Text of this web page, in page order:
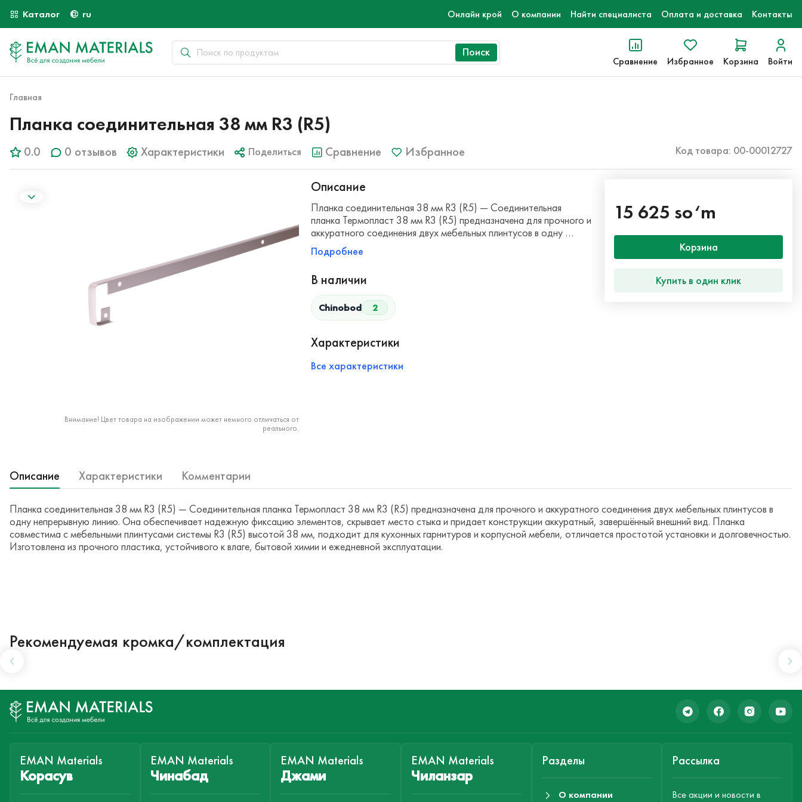
Каталог ru Онлайн крой О компании Найти специалиста Оплата и доставка Контакты
Поиск
Сравнение Избранное Корзина Войти
Главная
Планка соединительная 38 мм R3 (R5)
0.0 0 отзывов Характеристики Поделиться Сравнение Избранное Код товара: 00-00012727
Внимание! Цвет товара на изображении может немного отличаться от
реального.
Описание
Планка соединительная 38 мм R3 (R5) — Соединительная
планка Термопласт 38 мм R3 (R5) предназначена для прочного и
аккуратного соединения двух мебельных плинтусов в одну …
Подробнее
В наличии
Chinobod 2
Характеристики
Все характеристики
15 625 so‘m
Корзина
Купить в один клик
Описание Характеристики Комментарии
Планка соединительная 38 мм R3 (R5) — Соединительная планка Термопласт 38 мм R3 (R5) предназначена для прочного и аккуратного соединения двух мебельных плинтусов в
одну непрерывную линию. Она обеспечивает надежную фиксацию элементов, скрывает место стыка и придает конструкции аккуратный, завершённый внешний вид. Планка
совместима с мебельными плинтусами системы R3 (R5) высотой 38 мм, подходит для кухонных гарнитуров и корпусной мебели, отличается простотой установки и долговечностью.
Изготовлена из прочного пластика, устойчивого к влаге, бытовой химии и ежедневной эксплуатации.
Рекомендуемая кромка/комплектация
EMAN Materials
Корасув
EMAN Materials
Чинабад
EMAN Materials
Джами
EMAN Materials
Чиланзар
Разделы
О компании
Рассылка
Все акции и новости в